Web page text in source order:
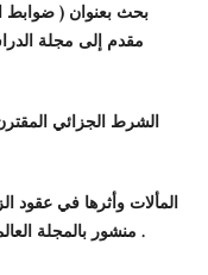
بحث بعنوان ( ضوابط
مقدم إلى مجلة
الشرط الجزائي
المألات وأثرها في عقود
. منشور بالمجلة